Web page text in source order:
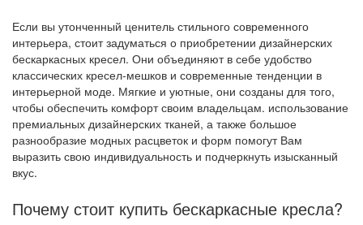
Если вы утонченный ценитель стильного современного
интерьера, стоит задуматься о приобретении дизайнерских
бескаркасных кресел. Они объединяют в себе удобство
классических кресел-мешков и современные тенденции в
интерьерной моде. Мягкие и уютные, они созданы для того,
чтобы обеспечить комфорт своим владельцам. использование
премиальных дизайнерских тканей, а также большое
разнообразие модных расцветок и форм помогут Вам
выразить свою индивидуальность и подчеркнуть изысканный
вкус.
Почему стоит купить бескаркасные кресла?